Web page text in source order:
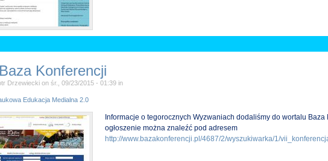
Konferencji
Drzewiecki on śr., 09/23/2015 - 01:39 in
Edukacja Medialna 2.0
Informacje o tegorocznych Wyzwaniach dodaliśmy do wortalu Baza
ogłoszenie można znaleźć pod adresem
http://www.bazakonferencji.pl/4687/2/wyszukiwarka/1/